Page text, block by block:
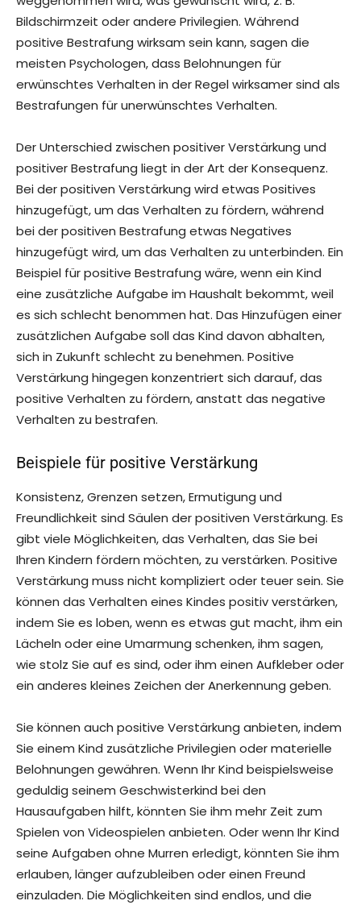
Bildschirmzeit oder andere Privilegien. Während
positive Bestrafung wirksam sein kann, sagen die
meisten Psychologen, dass Belohnungen für
erwünschtes Verhalten in der Regel wirksamer sind als
Bestrafungen für unerwünschtes Verhalten.
Der Unterschied zwischen positiver Verstärkung und
positiver Bestrafung liegt in der Art der Konsequenz.
Bei der positiven Verstärkung wird etwas Positives
hinzugefügt, um das Verhalten zu fördern, während
bei der positiven Bestrafung etwas Negatives
hinzugefügt wird, um das Verhalten zu unterbinden. Ein
Beispiel für positive Bestrafung wäre, wenn ein Kind
eine zusätzliche Aufgabe im Haushalt bekommt, weil
es sich schlecht benommen hat. Das Hinzufügen einer
zusätzlichen Aufgabe soll das Kind davon abhalten,
sich in Zukunft schlecht zu benehmen. Positive
Verstärkung hingegen konzentriert sich darauf, das
positive Verhalten zu fördern, anstatt das negative
Verhalten zu bestrafen.
Beispiele für positive Verstärkung
Konsistenz, Grenzen setzen, Ermutigung und
Freundlichkeit sind Säulen der positiven Verstärkung. Es
gibt viele Möglichkeiten, das Verhalten, das Sie bei
Ihren Kindern fördern möchten, zu verstärken. Positive
Verstärkung muss nicht kompliziert oder teuer sein. Sie
können das Verhalten eines Kindes positiv verstärken,
indem Sie es loben, wenn es etwas gut macht, ihm ein
Lächeln oder eine Umarmung schenken, ihm sagen,
wie stolz Sie auf es sind, oder ihm einen Aufkleber oder
ein anderes kleines Zeichen der Anerkennung geben.
Sie können auch positive Verstärkung anbieten, indem
Sie einem Kind zusätzliche Privilegien oder materielle
Belohnungen gewähren. Wenn Ihr Kind beispielsweise
geduldig seinem Geschwisterkind bei den
Hausaufgaben hilft, könnten Sie ihm mehr Zeit zum
Spielen von Videospielen anbieten. Oder wenn Ihr Kind
seine Aufgaben ohne Murren erledigt, könnten Sie ihm
erlauben, länger aufzubleiben oder einen Freund
einzuladen. Die Möglichkeiten sind endlos, und die